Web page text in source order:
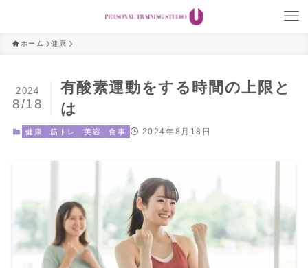
ホーム 健康
有酸素運動をする時間の上限と
は
2024
8/18
健康 筋トレ 美容 食事 2024年8月18日